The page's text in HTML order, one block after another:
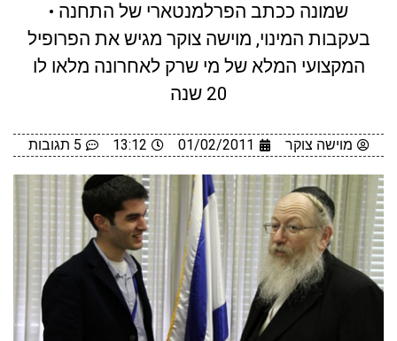
שמונה ככתב הפרלמנטארי של התחנה •
בעקבות המינוי, מוישה צוקר מגיש את הפרופיל
המקצועי המלא של מי שרק לאחרונה מלאו לו
20 שנה
מוישה צוקר 01/02/2011
13:12 5 תגובות